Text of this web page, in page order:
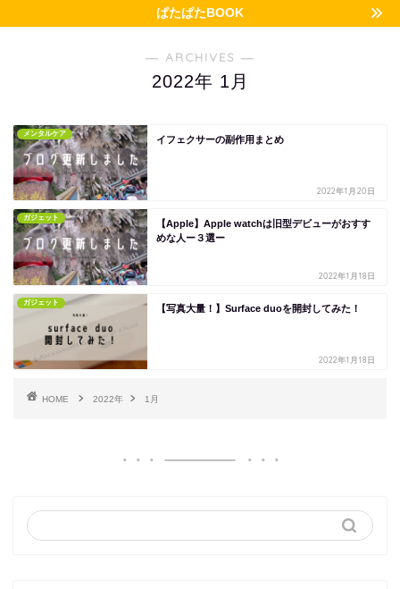
ぱたぱたBOOK
― ARCHIVES ―
2022年 1月
メンタルケア
イフェクサーの副作用まとめ
2022年1月20日
ガジェット
【Apple】Apple watchは旧型デビューがおすす
めな人ー３選ー
2022年1月18日
ガジェット
【写真大量！】Surface duoを開封してみた！
2022年1月18日
HOME 2022年 1月